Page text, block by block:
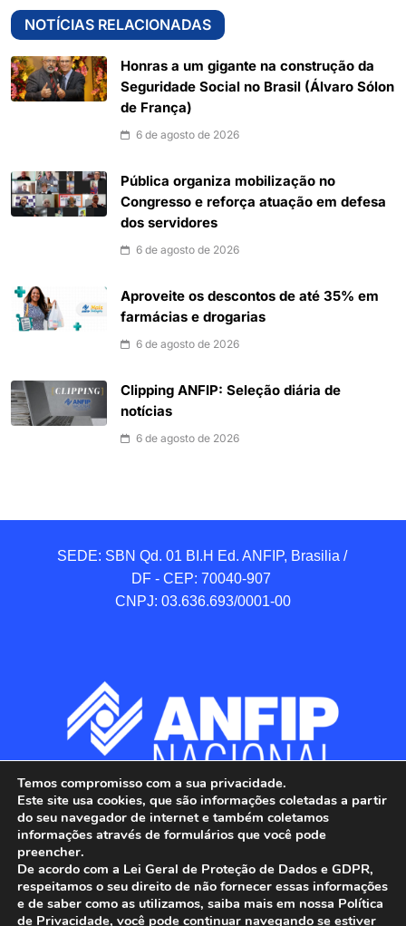
NOTÍCIAS RELACIONADAS
Honras a um gigante na construção da
Seguridade Social no Brasil (Álvaro Sólon
de França)
6 de agosto de 2026
Pública organiza mobilização no
Congresso e reforça atuação em defesa
dos servidores
6 de agosto de 2026
Aproveite os descontos de até 35% em
farmácias e drogarias
6 de agosto de 2026
Clipping ANFIP: Seleção diária de
notícias
6 de agosto de 2026
SEDE: SBN Qd. 01 BI.H Ed. ANFIP, Brasilia /
DF - CEP: 70040-907
CNPJ: 03.636.693/0001-00
ANFIP - Associação Nacional dos Auditores
Temos compromisso com a sua privacidade.
Este site usa cookies, que são informações coletadas a partir
do seu navegador de internet e também coletamos
informações através de formulários que você pode
preencher.
De acordo com a Lei Geral de Proteção de Dados e GDPR,
respeitamos o seu direito de não fornecer essas informações
e de saber como as utilizamos, saiba mais em nossa Política
de Privacidade, você pode continuar navegando se estiver